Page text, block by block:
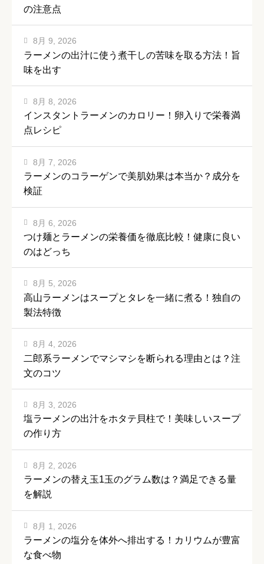
の注意点
ラーメンの出汁に使う煮干しの苦味を取る方法！旨
味を出す
8月 9, 2026
インスタントラーメンのカロリー！卵入りで栄養満
点レシピ
8月 8, 2026
ラーメンのコラーゲンで美肌効果は本当か？成分を
検証
8月 7, 2026
つけ麺とラーメンの栄養価を徹底比較！健康に良い
のはどっち
8月 6, 2026
高山ラーメンはスープとタレを一緒に煮る！独自の
製法特徴
8月 5, 2026
二郎系ラーメンでマシマシを断られる理由とは？注
文のコツ
8月 4, 2026
塩ラーメンの出汁をホタテ貝柱で！美味しいスープ
の作り方
8月 3, 2026
ラーメンの替え玉1玉のグラム数は？満足できる量
を解説
8月 2, 2026
ラーメンの塩分を体外へ排出する！カリウムが豊富
な食べ物
8月 1, 2026